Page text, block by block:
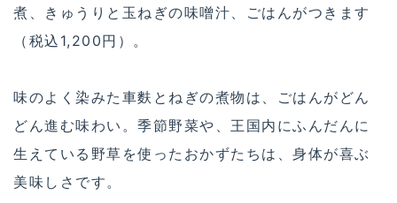
煮、きゅうりと玉ねぎの味噌汁、ごはんがつきます
（税込1,200円）。
味のよく染みた車麩とねぎの煮物は、ごはんがどん
どん進む味わい。季節野菜や、王国内にふんだんに
生えている野草を使ったおかずたちは、身体が喜ぶ
美味しさです。